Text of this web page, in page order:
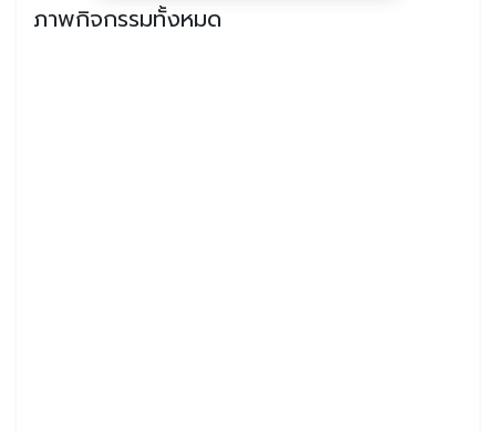
ภาพกิจกรรมทั้งหมด